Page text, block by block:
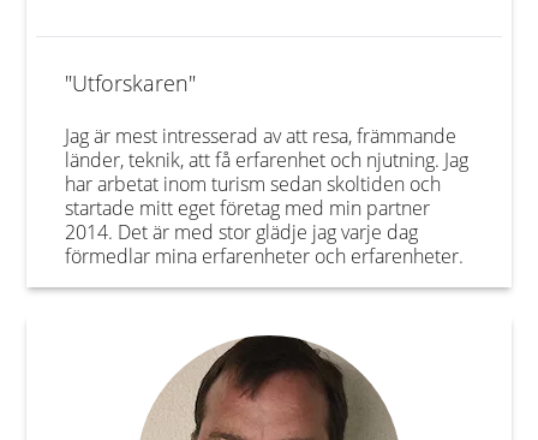
"Utforskaren"
Jag är mest intresserad av att resa, främmande
länder, teknik, att få erfarenhet och njutning. Jag
har arbetat inom turism sedan skoltiden och
startade mitt eget företag med min partner
2014. Det är med stor glädje jag varje dag
förmedlar mina erfarenheter och erfarenheter.